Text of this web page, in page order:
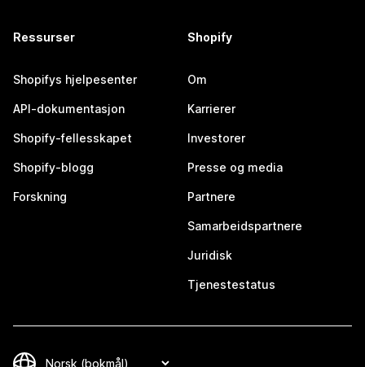
Ressurser
Shopifys hjelpesenter
API-dokumentasjon
Shopify-fellesskapet
Shopify-blogg
Forskning
Shopify
Om
Karrierer
Investorer
Presse og media
Partnere
Samarbeidspartnere
Juridisk
Tjenestestatus